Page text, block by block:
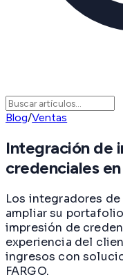
Blog/Ventas
Integración de
credenciales
Los integradores
ampliar su
impresión de
experiencia del
ingresos con
FARGO.